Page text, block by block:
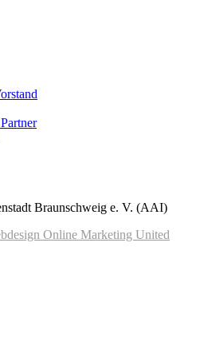
Braunschweig e. V. (AAI)
Online Marketing United